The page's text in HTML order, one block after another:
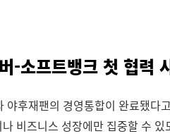
-소프트뱅크 첫 협력
야후재팬의 경영통합이 완료됐다
비즈니스 성장에만 집중할 수